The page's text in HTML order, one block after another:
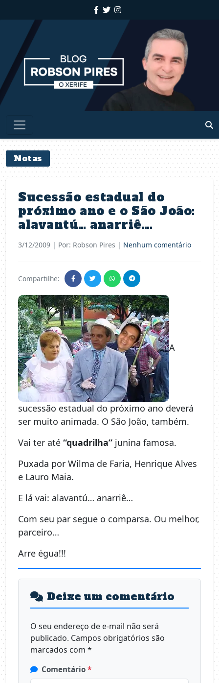
Notas
Sucessão estadual do
próximo ano e o São João:
alavantú… anarriê….
3/12/2009 | Por: Robson Pires | Nenhum comentário
Compartilhe:
A
sucessão estadual do próximo ano deverá
ser muito animada. O São João, também.
Vai ter até “quadrilha” junina famosa.
Puxada por Wilma de Faria, Henrique Alves
e Lauro Maia.
E lá vai: alavantú… anarriê…
Com seu par segue o comparsa. Ou melhor,
parceiro…
Arre égua!!!
Deixe um comentário
O seu endereço de e-mail não será
publicado. Campos obrigatórios são
marcados com *
Comentário *